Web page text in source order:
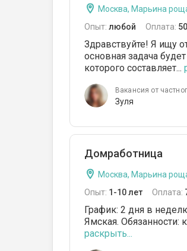
Москва, Марьина
Опыт: любой Оплата:
Здравствуйте! Я ищу
основная задача
которого составляет...
Вакансия от
Зуля
Домработница
Москва, Марьина
Опыт: 1-10 лет Оплата:
График: 2 дня в
Ямская. Oбязaннocти:
раскрыть...